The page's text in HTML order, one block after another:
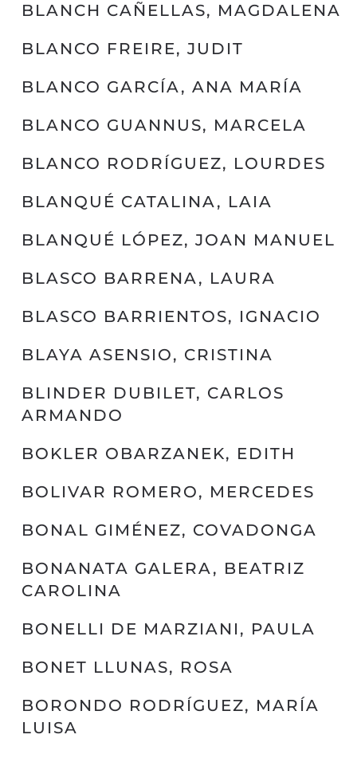
BLANCH CAÑELLAS, MAGDALENA
BLANCO FREIRE, JUDIT
BLANCO GARCÍA, ANA MARÍA
BLANCO GUANNUS, MARCELA
BLANCO RODRÍGUEZ, LOURDES
BLANQUÉ CATALINA, LAIA
BLANQUÉ LÓPEZ, JOAN MANUEL
BLASCO BARRENA, LAURA
BLASCO BARRIENTOS, IGNACIO
BLAYA ASENSIO, CRISTINA
BLINDER DUBILET, CARLOS
ARMANDO
BOKLER OBARZANEK, EDITH
BOLIVAR ROMERO, MERCEDES
BONAL GIMÉNEZ, COVADONGA
BONANATA GALERA, BEATRIZ
CAROLINA
BONELLI DE MARZIANI, PAULA
BONET LLUNAS, ROSA
BORONDO RODRÍGUEZ, MARÍA
LUISA